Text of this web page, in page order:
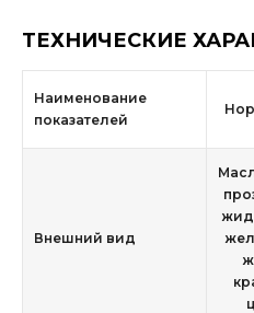
ТЕХНИЧЕСКИЕ
Наименование
показателей
Внешний вид